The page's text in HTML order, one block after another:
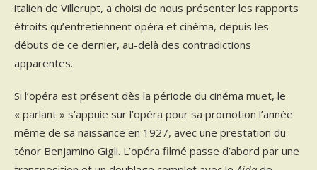
italien de Villerupt, a choisi de nous présenter les rapports
étroits qu’entretiennent opéra et cinéma, depuis les
débuts de ce dernier, au-delà des contradictions
apparentes.
Si l’opéra est présent dès la période du cinéma muet, le
« parlant » s’appuie sur l’opéra pour sa promotion l’année
même de sa naissance en 1927, avec une prestation du
ténor Benjamino Gigli. L’opéra filmé passe d’abord par une